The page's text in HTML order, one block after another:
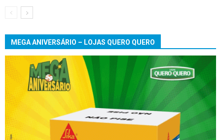
MEGA ANIVERSÁRIO – LOJAS QUERO QUERO